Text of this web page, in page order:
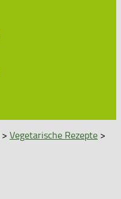
> Vegetarische Rezepte >